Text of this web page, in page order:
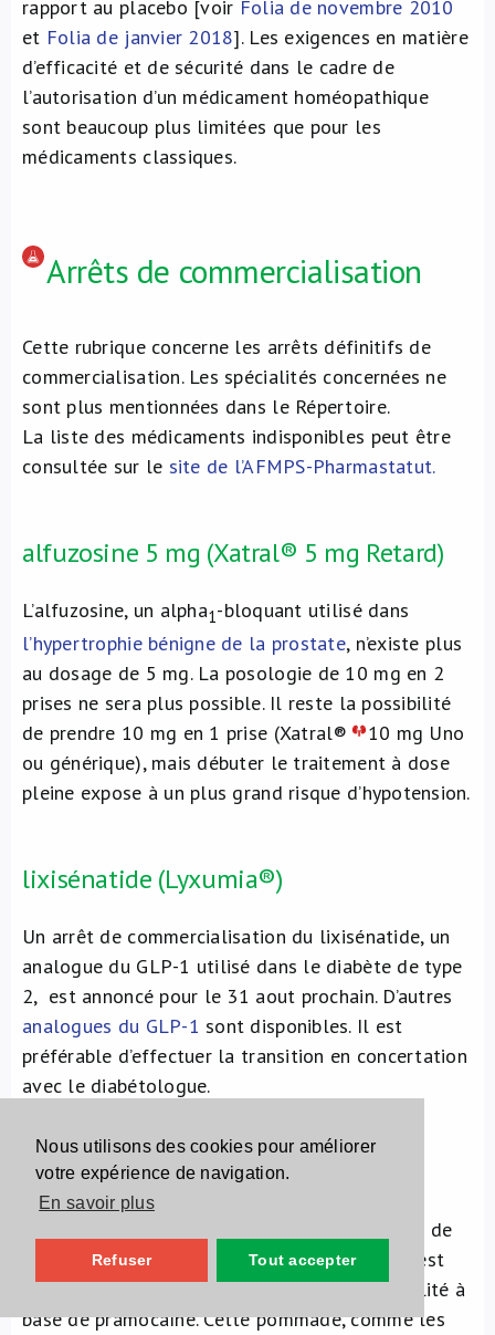
Nous utilisons des cookies pour améliorer
votre expérience de navigation.
En savoir plus
Refuser Tout accepter
rapport au placebo [voir Folia de novembre 2010
et Folia de janvier 2018]. Les exigences en matière
d’efficacité et de sécurité dans le cadre de
l’autorisation d’un médicament homéopathique
sont beaucoup plus limitées que pour les
médicaments classiques.
Arrêts de commercialisation
Cette rubrique concerne les arrêts définitifs de
commercialisation. Les spécialités concernées ne
sont plus mentionnées dans le Répertoire.
La liste des médicaments indisponibles peut être
consultée sur le site de l’AFMPS-Pharmastatut.
alfuzosine 5 mg (Xatral® 5 mg Retard)
L’alfuzosine, un alpha1-bloquant utilisé dans
l’hypertrophie bénigne de la prostate, n’existe plus
au dosage de 5 mg. La posologie de 10 mg en 2
prises ne sera plus possible. Il reste la possibilité
de prendre 10 mg en 1 prise (Xatral®
10 mg Uno
ou générique), mais débuter le traitement à dose
pleine expose à un plus grand risque d’hypotension.
lixisénatide (Lyxumia®)
Un arrêt de commercialisation du lixisénatide, un
analogue du GLP-1 utilisé dans le diabète de type
2, est annoncé pour le 31 aout prochain. D’autres
analogues du GLP-1 sont disponibles. Il est
préférable d’effectuer la transition en concertation
avec le diabétologue.
pramocaïne (Nestosyl®)
La spécialité Nestosyl®, une pommade à base de
chlorhexidine, pramocaïne et oxyde de zinc, n’est
plus commercialisée. Il n’existe plus de spécialité à
base de pramocaïne. Cette pommade, comme les